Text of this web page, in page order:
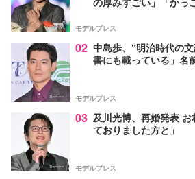
モデルプレス
02 中島歩、“明治時代の
書にも載っている」名
モデルプレス
03 及川光博、再婚発表
ておりました方と」
モデルプレス